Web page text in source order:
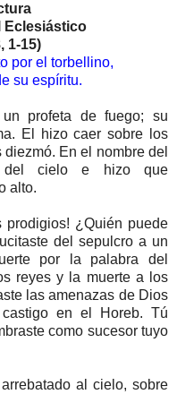
Eclesiástico
1-15)
por el torbellino,
su espíritu.
profeta de fuego; su
El hizo caer sobre los
En el nombre del
del cielo e hizo que
alto.
prodigios! ¿Quién puede
del sepulcro a un
por la palabra del
reyes y la muerte a los
las amenazas de Dios
en el Horeb. Tú
como sucesor tuyo
al cielo, sobre